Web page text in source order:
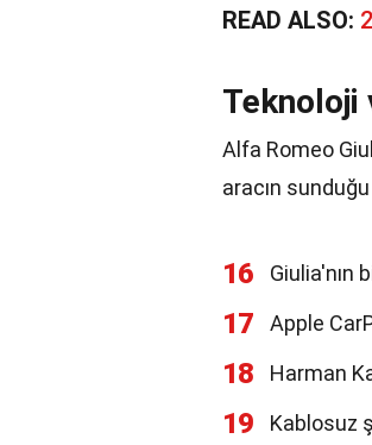
READ ALSO:
Teknoloji
Alfa Romeo
aracın
16 Giulia'nın
17 Apple
18 Harman
19 Kablosuz